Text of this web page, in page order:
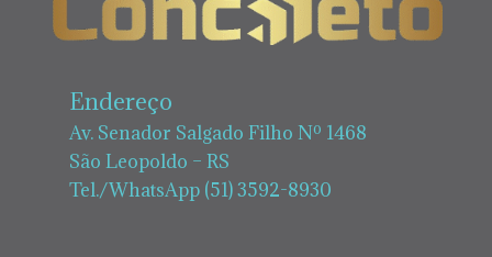
Endereço
Av. Senador Salgado Filho Nº 1468
São Leopoldo – RS
Tel./WhatsApp (51) 3592-8930